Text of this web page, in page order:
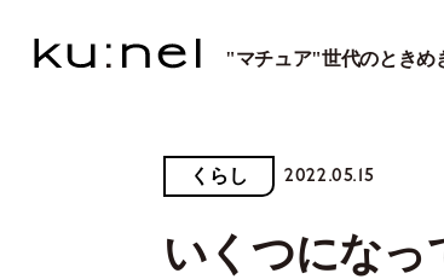
"マチュア"世代のときめ
くらし 2022.05.15
いくつになっ